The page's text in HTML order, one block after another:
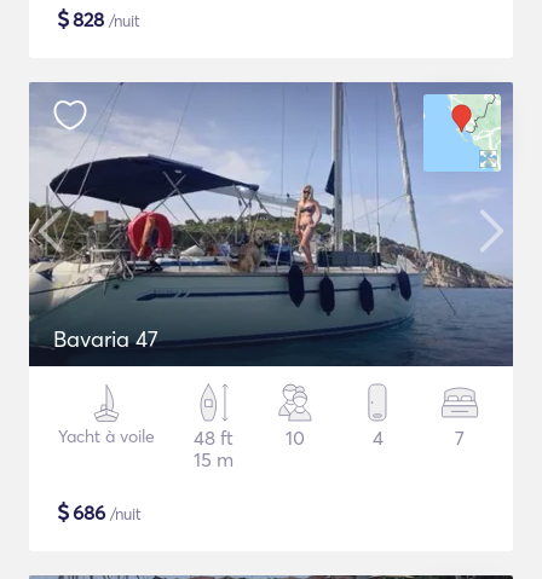
$828 /nuit
Bavaria 47
Yacht à voile
48 ft
15 m
10 4 7
$686 /nuit